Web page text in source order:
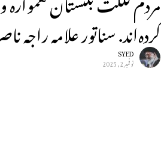
کرده‌اند. سناتور علامه
SYED
نوفمبر 2, 2025